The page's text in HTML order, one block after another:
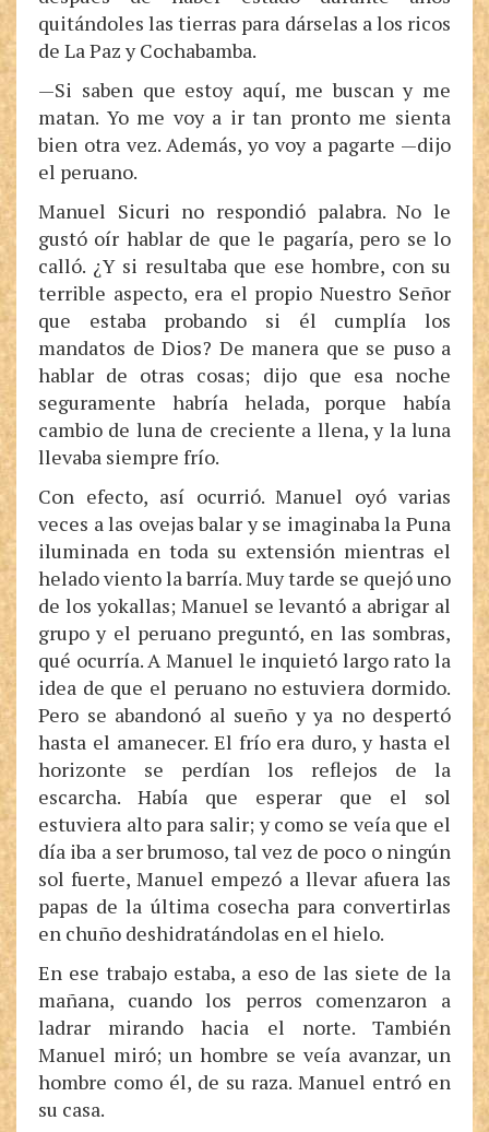
quitándoles las tierras para dárselas a los ricos
de La Paz y Cochabamba.
—Si saben que estoy aquí, me buscan y me
matan. Yo me voy a ir tan pronto me sienta
bien otra vez. Además, yo voy a pagarte —dijo
el peruano.
Manuel Sicuri no respondió palabra. No le
gustó oír hablar de que le pagaría, pero se lo
calló. ¿Y si resultaba que ese hombre, con su
terrible aspecto, era el propio Nuestro Señor
que estaba probando si él cumplía los
mandatos de Dios? De manera que se puso a
hablar de otras cosas; dijo que esa noche
seguramente habría helada, porque había
cambio de luna de creciente a llena, y la luna
llevaba siempre frío.
Con efecto, así ocurrió. Manuel oyó varias
veces a las ovejas balar y se imaginaba la Puna
iluminada en toda su extensión mientras el
helado viento la barría. Muy tarde se quejó uno
de los yokallas; Manuel se levantó a abrigar al
grupo y el peruano preguntó, en las sombras,
qué ocurría. A Manuel le inquietó largo rato la
idea de que el peruano no estuviera dormido.
Pero se abandonó al sueño y ya no despertó
hasta el amanecer. El frío era duro, y hasta el
horizonte se perdían los reflejos de la
escarcha. Había que esperar que el sol
estuviera alto para salir; y como se veía que el
día iba a ser brumoso, tal vez de poco o ningún
sol fuerte, Manuel empezó a llevar afuera las
papas de la última cosecha para convertirlas
en chuño deshidratándolas en el hielo.
En ese trabajo estaba, a eso de las siete de la
mañana, cuando los perros comenzaron a
ladrar mirando hacia el norte. También
Manuel miró; un hombre se veía avanzar, un
hombre como él, de su raza. Manuel entró en
su casa.